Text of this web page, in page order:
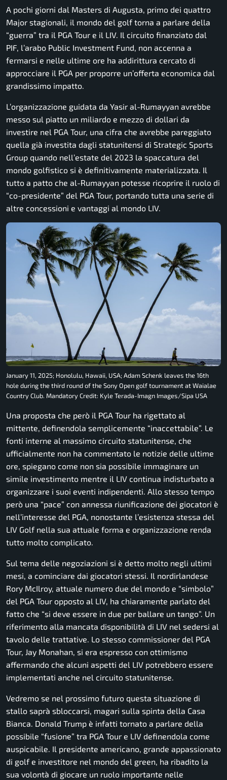
A pochi giorni dal Masters di Augusta, primo dei quattro
Major stagionali, il mondo del golf torna a parlare della
“guerra” tra il PGA Tour e il LIV. Il circuito finanziato dal
PIF, l’arabo Public Investment Fund, non accenna a
fermarsi e nelle ultime ore ha addirittura cercato di
approcciare il PGA per proporre un’offerta economica dal
grandissimo impatto.
L’organizzazione guidata da Yasir al-Rumayyan avrebbe
messo sul piatto un miliardo e mezzo di dollari da
investire nel PGA Tour, una cifra che avrebbe pareggiato
quella già investita dagli statunitensi di Strategic Sports
Group quando nell’estate del 2023 la spaccatura del
mondo golfistico si è definitivamente materializzata. Il
tutto a patto che al-Rumayyan potesse ricoprire il ruolo di
“co-presidente” del PGA Tour, portando tutta una serie di
altre concessioni e vantaggi al mondo LIV.
January 11, 2025; Honolulu, Hawaii, USA; Adam Schenk leaves the 16th
hole during the third round of the Sony Open golf tournament at Waialae
Country Club. Mandatory Credit: Kyle Terada-Imagn Images/Sipa USA
Una proposta che però il PGA Tour ha rigettato al
mittente, definendola semplicemente “inaccettabile”. Le
fonti interne al massimo circuito statunitense, che
ufficialmente non ha commentato le notizie delle ultime
ore, spiegano come non sia possibile immaginare un
simile investimento mentre il LIV continua indisturbato a
organizzare i suoi eventi indipendenti. Allo stesso tempo
però una “pace” con annessa riunificazione dei giocatori è
nell’interesse del PGA, nonostante l’esistenza stessa del
LIV Golf nella sua attuale forma e organizzazione renda
tutto molto complicato.
Sul tema delle negoziazioni si è detto molto negli ultimi
mesi, a cominciare dai giocatori stessi. Il nordirlandese
Rory McIlroy, attuale numero due del mondo e “simbolo”
del PGA Tour opposto al LIV, ha chiaramente parlato del
fatto che “si deve essere in due per ballare un tango”. Un
riferimento alla mancata disponibilità di LIV nel sedersi al
tavolo delle trattative. Lo stesso commissioner del PGA
Tour, Jay Monahan, si era espresso con ottimismo
affermando che alcuni aspetti del LIV potrebbero essere
implementati anche nel circuito statunitense.
Vedremo se nel prossimo futuro questa situazione di
stallo saprà sbloccarsi, magari sulla spinta della Casa
Bianca. Donald Trump è infatti tornato a parlare della
possibile “fusione” tra PGA Tour e LIV definendola come
auspicabile. Il presidente americano, grande appassionato
di golf e investitore nel mondo del green, ha ribadito la
sua volontà di giocare un ruolo importante nelle